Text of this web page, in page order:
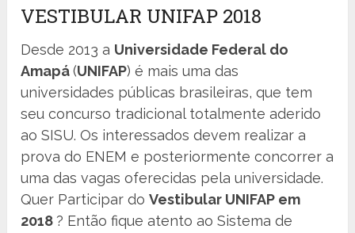
VESTIBULAR UNIFAP 2018
Desde 2013 a Universidade Federal do
Amapá(UNIFAP) é mais uma das
universidades públicas brasileiras, que tem
seu concurso tradicional totalmente aderido
ao SISU. Os interessados devem realizar a
prova do ENEM e posteriormente concorrer a
uma das vagas oferecidas pela universidade.
Quer Participar doVestibular UNIFAP em
2018? Então fique atento ao Sistema de